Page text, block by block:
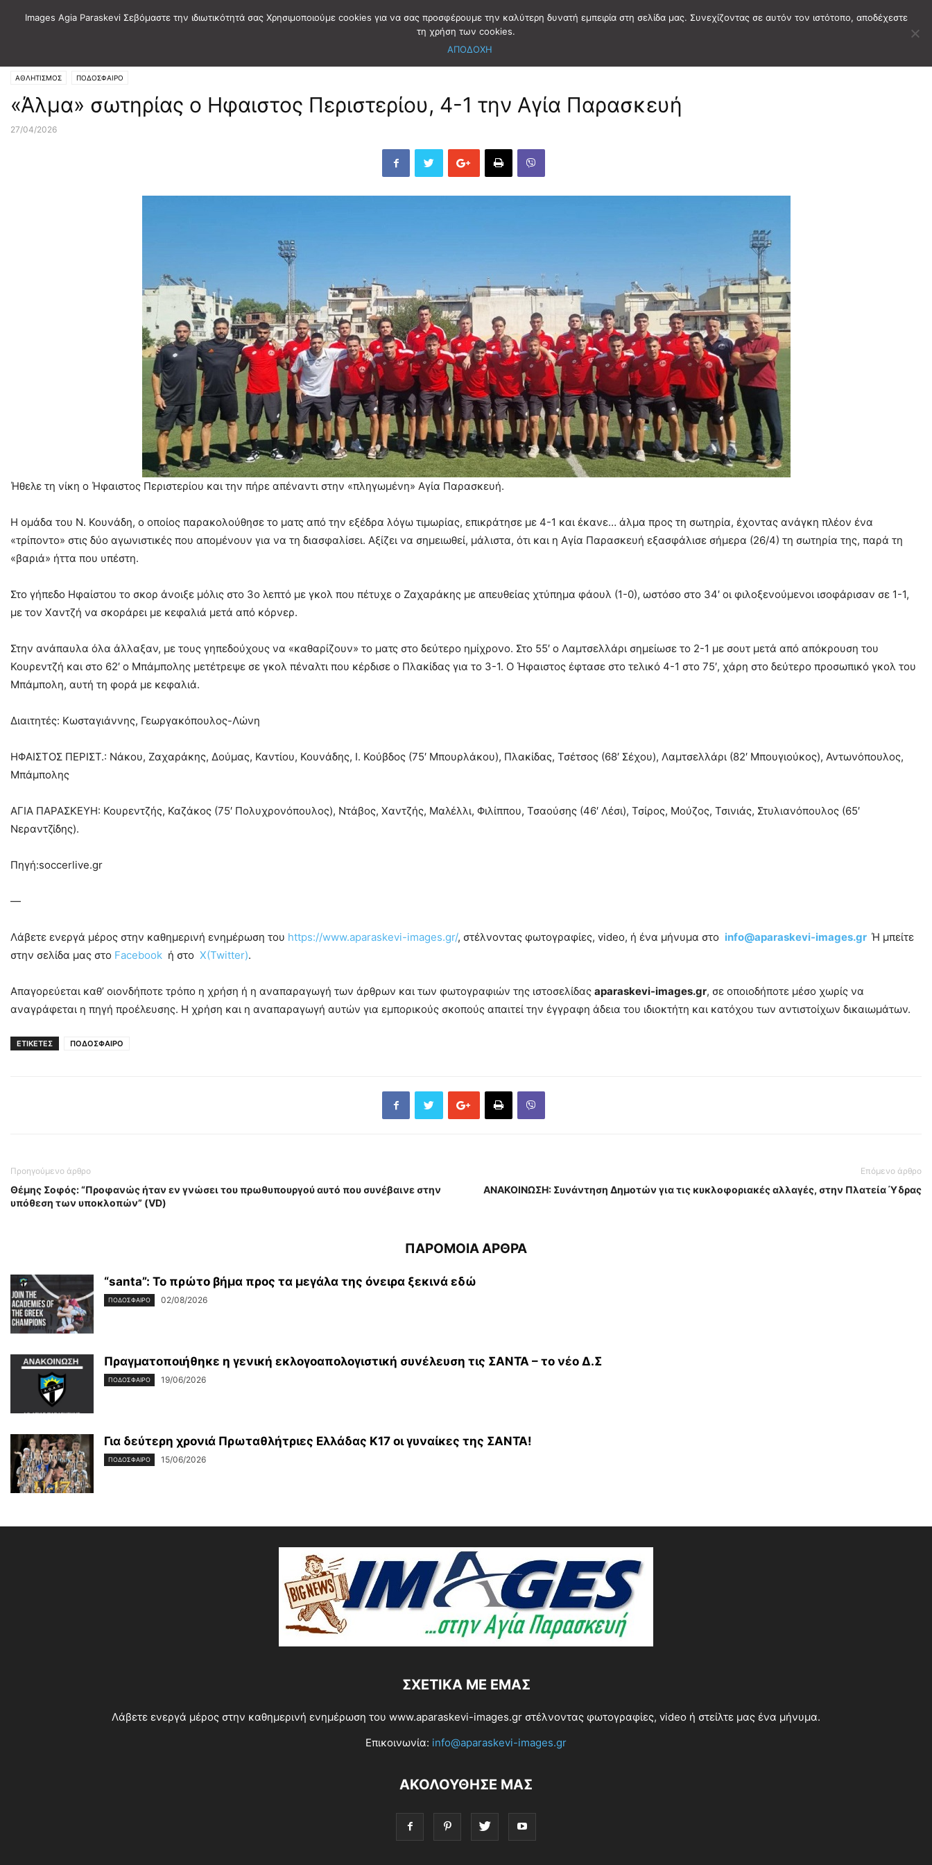
ΑΘΛΗΤΙΣΜΟΣ ΠΟΔΟΣΦΑΙΡΟ
«Άλμα» σωτηρίας ο Ηφαιστος Περιστερίου, 4-1 την Αγία Παρασκευή
27/04/2026
Ήθελε τη νίκη ο Ήφαιστος Περιστερίου και την πήρε απέναντι στην «πληγωμένη» Αγία Παρασκευή.
Η ομάδα του Ν. Κουνάδη, ο οποίος παρακολούθησε το ματς από την εξέδρα λόγω τιμωρίας, επικράτησε με 4-1 και έκανε… άλμα προς τη σωτηρία, έχοντας ανάγκη πλέον ένα
«τρίποντο» στις δύο αγωνιστικές που απομένουν για να τη διασφαλίσει. Αξίζει να σημειωθεί, μάλιστα, ότι και η Αγία Παρασκευή εξασφάλισε σήμερα (26/4) τη σωτηρία της, παρά τη
«βαριά» ήττα που υπέστη.
Στο γήπεδο Ηφαίστου το σκορ άνοιξε μόλις στο 3ο λεπτό με γκολ που πέτυχε ο Ζαχαράκης με απευθείας χτύπημα φάουλ (1-0), ωστόσο στο 34′ οι φιλοξενούμενοι ισοφάρισαν σε 1-1,
με τον Χαντζή να σκοράρει με κεφαλιά μετά από κόρνερ.
Στην ανάπαυλα όλα άλλαξαν, με τους γηπεδούχους να «καθαρίζουν» το ματς στο δεύτερο ημίχρονο. Στο 55′ ο Λαμτσελλάρι σημείωσε το 2-1 με σουτ μετά από απόκρουση του
Κουρεντζή και στο 62′ ο Μπάμπολης μετέτρεψε σε γκολ πέναλτι που κέρδισε ο Πλακίδας για το 3-1. Ο Ήφαιστος έφτασε στο τελικό 4-1 στο 75′, χάρη στο δεύτερο προσωπικό γκολ του
Μπάμπολη, αυτή τη φορά με κεφαλιά.
Διαιτητές: Κωσταγιάννης, Γεωργακόπουλος-Λώνη
ΗΦΑΙΣΤΟΣ ΠΕΡΙΣΤ.: Νάκου, Ζαχαράκης, Δούμας, Καντίου, Κουνάδης, Ι. Κούβδος (75′ Μπουρλάκου), Πλακίδας, Τσέτσος (68′ Σέχου), Λαμτσελλάρι (82′ Μπουγιούκος), Αντωνόπουλος,
Μπάμπολης
ΑΓΙΑ ΠΑΡΑΣΚΕΥΗ: Κουρεντζής, Καζάκος (75′ Πολυχρονόπουλος), Ντάβος, Χαντζής, Μαλέλλι, Φιλίππου, Τσαούσης (46′ Λέσι), Τσίρος, Μούζος, Τσινιάς, Στυλιανόπουλος (65′
Νεραντζίδης).
Πηγή:soccerlive.gr
—
Λάβετε ενεργά μέρος στην καθημερινή ενημέρωση του https://www.aparaskevi-images.gr/, στέλνοντας φωτογραφίες, video, ή ένα μήνυμα στο info@aparaskevi-images.gr Ή μπείτε
στην σελίδα μας στο Facebook ή στο X(Twitter).
Απαγορεύεται καθ’ οιονδήποτε τρόπο η χρήση ή η αναπαραγωγή των άρθρων και των φωτογραφιών της ιστοσελίδας aparaskevi-images.gr, σε οποιοδήποτε μέσο χωρίς να
αναγράφεται η πηγή προέλευσης. Η χρήση και η αναπαραγωγή αυτών για εμπορικούς σκοπούς απαιτεί την έγγραφη άδεια του ιδιοκτήτη και κατόχου των αντιστοίχων δικαιωμάτων.
ΕΤΙΚΕΤΕΣ ΠΟΔΟΣΦΑΙΡΟ
Προηγούμενο άρθρο
Θέμης Σοφός: “Προφανώς ήταν εν γνώσει του πρωθυπουργού αυτό που συνέβαινε στην
υπόθεση των υποκλοπών” (VD)
Επόμενο άρθρο
ΑΝΑΚΟΙΝΩΣΗ: Συνάντηση Δημοτών για τις κυκλοφοριακές αλλαγές, στην Πλατεία Ύδρας
ΠΑΡΟΜΟΙΑ ΑΡΘΡΑ
“santa”: Το πρώτο βήμα προς τα μεγάλα της όνειρα ξεκινά εδώ
ΠΟΔΟΣΦΑΙΡΟ 02/08/2026
Πραγματοποιήθηκε η γενική εκλογοαπολογιστική συνέλευση τις ΣΑΝΤΑ – το νέο Δ.Σ
ΠΟΔΟΣΦΑΙΡΟ 19/06/2026
Για δεύτερη χρονιά Πρωταθλήτριες Ελλάδας Κ17 οι γυναίκες της ΣΑΝΤΑ!
ΠΟΔΟΣΦΑΙΡΟ 15/06/2026
ΣΧΕΤΙΚΆ ΜΕ ΕΜΆΣ
Λάβετε ενεργά μέρος στην καθημερινή ενημέρωση του www.aparaskevi-images.gr στέλνοντας φωτογραφίες, video ή στείλτε μας ένα μήνυμα.
Επικοινωνία: info@aparaskevi-images.gr
ΑΚΟΛΟΥΘΗΣΕ ΜΑΣ
Images Agia Paraskevi Σεβόμαστε την ιδιωτικότητά σας Χρησιμοποιούμε cookies για να σας προσφέρουμε την καλύτερη δυνατή εμπειρία στη σελίδα μας. Συνεχίζοντας σε αυτόν τον ιστότοπο, αποδέχεστε
τη χρήση των cookies.
ΑΠΟΔΟΧΗ